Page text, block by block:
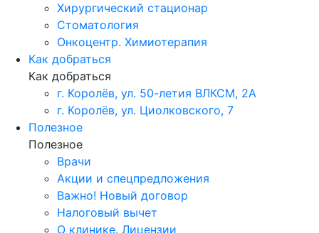
Хирургический стационар
Стоматология
Онкоцентр. Химиотерапия
Как добраться
Как добраться
г. Королёв, ул. 50-летия ВЛКСМ, 2А
г. Королёв, ул. Циолковского, 7
Полезное
Полезное
Врачи
Акции и спецпредложения
Важно! Новый договор
Налоговый вычет
О клинике. Лицензии